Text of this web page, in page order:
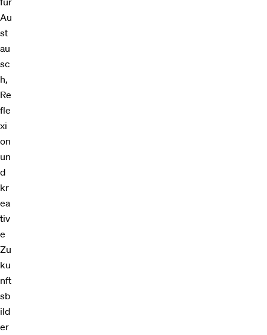
Au
st
au
sc
h,
Re
fle
xi
on
un
d
kr
ea
tiv
e
Zu
ku
nft
sb
ild
er